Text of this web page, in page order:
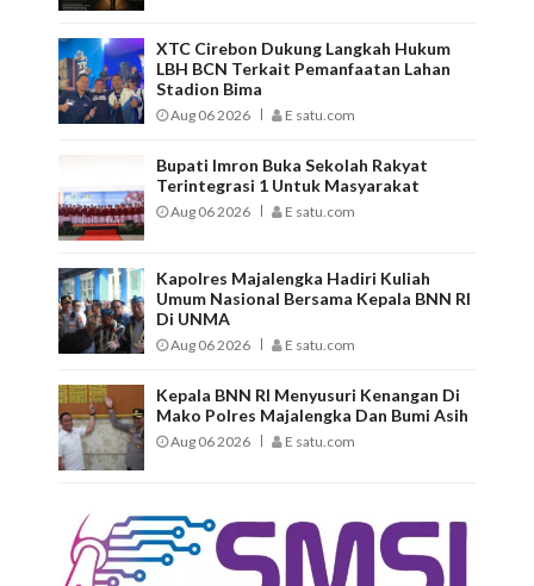
XTC Cirebon Dukung Langkah Hukum
LBH BCN Terkait Pemanfaatan Lahan
Stadion Bima
Aug 06 2026 E satu.com
Bupati Imron Buka Sekolah Rakyat
Terintegrasi 1 Untuk Masyarakat
Aug 06 2026 E satu.com
Kapolres Majalengka Hadiri Kuliah
Umum Nasional Bersama Kepala BNN RI
Di UNMA
Aug 06 2026 E satu.com
Kepala BNN RI Menyusuri Kenangan Di
Mako Polres Majalengka Dan Bumi Asih
Aug 06 2026 E satu.com